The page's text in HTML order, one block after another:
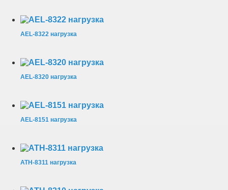
AEL-8322 нагрузка
AEL-8320 нагрузка
AEL-8151 нагрузка
АТН-8311 нагрузка